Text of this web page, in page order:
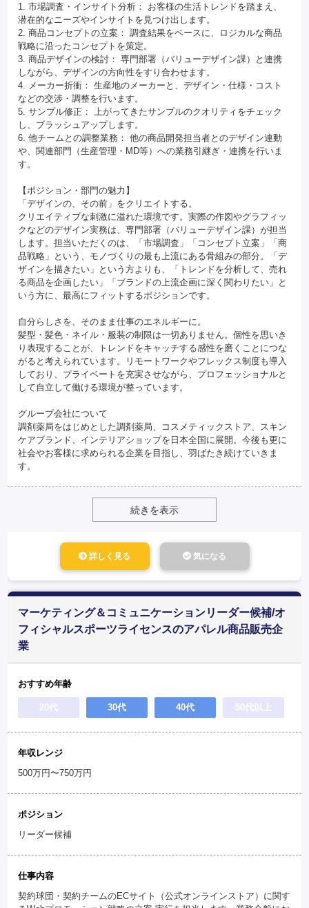
1. 市場調査・インサイト分析： お客様の生活トレンドを踏まえ、
潜在的なニーズやインサイトを見つけ出します。
2. 商品コンセプトの立案： 調査結果をベースに、ロジカルな商品
戦略に沿ったコンセプトを策定。
3. 商品デザインの検討： 専門部署（バリューデザイン課）と連携
しながら、デザインの方向性をすり合わせます。
4. メーカー折衝： 生産地のメーカーと、デザイン・仕様・コスト
などの交渉・調整を行います。
5. サンプル修正： 上がってきたサンプルのクオリティをチェック
し、ブラッシュアップします。
6. 他チームとの調整業務： 他の商品開発担当者とのデザイン連動
や、関連部門（生産管理・MD等）への業務引継ぎ・連携を行いま
す。
【ポジション・部門の魅力】
「デザインの、その前」をクリエイトする。
クリエイティブな刺激に溢れた環境です。実際の作図やグラフィッ
クなどのデザイン実務は、専門部署（バリューデザイン課）が担当
します。担当いただくのは、「市場調査」「コンセプト立案」「商
品戦略」という、モノづくりの最も上流にある骨組みの部分。「デ
ザインを描きたい」という方よりも、「トレンドを分析して、売れ
る商品を企画したい」「ブランドの上流企画に深く関わりたい」と
いう方に、最高にフィットするポジションです。
自分らしさを、そのまま仕事のエネルギーに。
髪型・髪色・ネイル・服装の制限は一切ありません。個性を思いき
り表現することが、トレンドをキャッチする感性を磨くことにつな
がると考えられています。リモートワークやフレックス制度も導入
しており、プライベートを充実させながら、プロフェッショナルと
して自立して働ける環境が整っています。
グループ会社について
調剤薬局をはじめとした調剤薬局、コスメティックストア、スキン
ケアブランド、インテリアショップを日本全国に展開。今後も更に
社会やお客様に求められる企業を目指し、羽ばたき続けていきま
す。
続きを表示
詳しく見る 気になる
マーケティング＆コミュニケーションリーダー候補/オ
フィシャルスポーツライセンスのアパレル商品販売企
業
おすすめ年齢
20代 30代 40代 50代以上
年収レンジ
500万円〜750万円
ポジション
リーダー候補
仕事内容
契約球団・契約チームのECサイト（公式オンラインストア）に関す